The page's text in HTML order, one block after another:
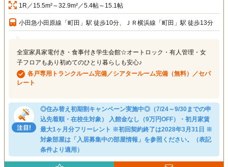
1R／15.5m²～32.9m²／5.4帖～15.1帖
小田急小田原線「町田」駅 徒歩10分、ＪＲ横浜線「町田」駅 徒歩13分
全室家具家電付き・食事付き学生会館☆オートロック・有人管理・女
子フロアもあり初めてのひとり暮らしも安心♪
各戸専用トランクルーム完備／シアタールーム完備（無料）／セパ
レート
◎住み替え初期割キャンペーン実施中◎（7/24～9/30までの申
込先着順・在校生対象） 入館金なし（9万円OFF）・初月家賃
最大1ヶ月分フリーレント ※初回契約終了は2028年3月31日 ※
対象部屋は「入居募集中の部屋情報」を参照ください。（表記
条件より適用）